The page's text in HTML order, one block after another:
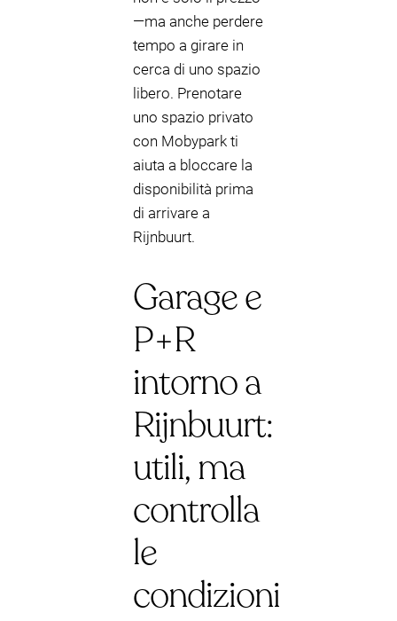
—ma anche perdere
tempo a girare in
cerca di uno spazio
libero. Prenotare
uno spazio privato
con Mobypark ti
aiuta a bloccare la
disponibilità prima
di arrivare a
Rijnbuurt.
Garage e
P+R
intorno a
Rijnbuurt:
utili, ma
controlla
le
condizioni